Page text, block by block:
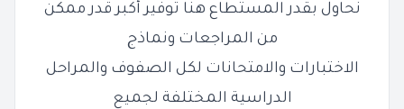
نحاول بقدر المستطاع هنا توفير أكبر قدر ممكن
من المراجعات ونماذج
الاختبارات والامتحانات لكل الصفوف والمراحل
الدراسية المختلفة لجميع